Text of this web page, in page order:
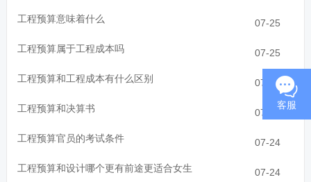
客服
工程预算意味着什么 07-25
工程预算属于工程成本吗 07-25
工程预算和工程成本有什么区别 07-24
工程预算和决算书 07-24
工程预算官员的考试条件 07-24
工程预算和设计哪个更有前途更适合女生 07-24